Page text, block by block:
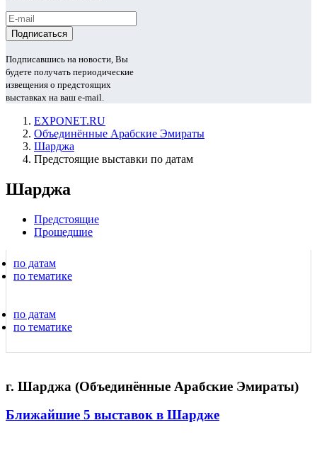
Подписавшись на новости, Вы
будете получать периодические
извещения о предстоящих
выставках на ваш e-mail.
EXPONET.RU
Объединённые Арабские Эмираты
Шарджа
Предстоящие выставки по датам
Шарджа
Предстоящие
Прошедшие
по датам
по тематике
по датам
по тематике
г. Шарджа (Объединённые Арабские Эмираты)
Ближайшие 5 выставок в Шардже